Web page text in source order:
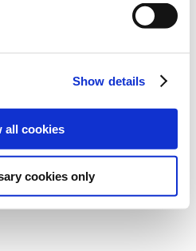
Show details
all cookies
cookies only